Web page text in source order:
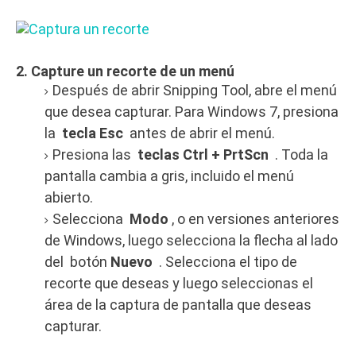
2. Capture un recorte de un menú
Después de abrir Snipping Tool, abre el menú
que desea capturar. Para Windows 7, presiona
la tecla Esc antes de abrir el menú.
Presiona las teclas Ctrl + PrtScn . Toda la
pantalla cambia a gris, incluido el menú
abierto.
Selecciona Modo , o en versiones anteriores
de Windows, luego selecciona la flecha al lado
del botón Nuevo . Selecciona el tipo de
recorte que deseas y luego seleccionas el
área de la captura de pantalla que deseas
capturar.